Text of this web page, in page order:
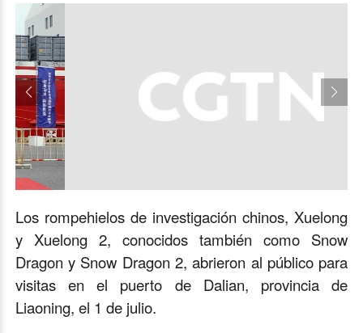
Los rompehielos de investigación chinos, Xuelong
y Xuelong 2, conocidos también como Snow
Dragon y Snow Dragon 2, abrieron al público para
visitas en el puerto de Dalian, provincia de
Liaoning, el 1 de julio.